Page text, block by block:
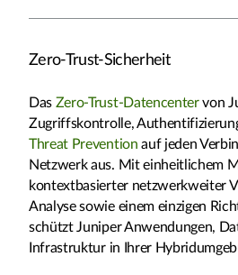
Zero-Trust-Sicherheit
Das Zero-Trust-Datencentervon
Zugriffskontrolle,
Threat Prevention auf jeden
Netzwerk aus. Mit einheitlichem
kontextbasierter netzwerkweiter
Analyse sowie einem einzigen
schützt Juniper Anwendungen,
Infrastruktur in Ihrer